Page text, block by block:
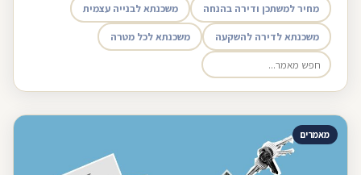
מחיר למשתכן ודירה בהנחה משכנתא לבנייה עצמית
משכנתא לדירה להשקעה משכנתא לכל מטרה
מאמרים